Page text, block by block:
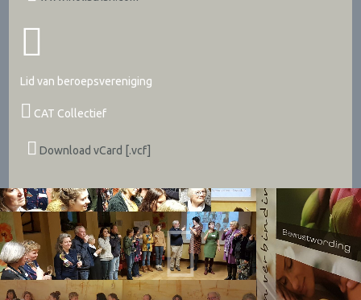
Lid van beroepsvereniging
CAT Collectief
Download vCard [.vcf]